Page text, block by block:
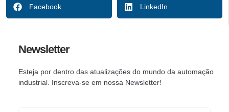
Facebook LinkedIn
Newsletter
Esteja por dentro das atualizações do mundo da automação
industrial. Inscreva-se em nossa Newsletter!